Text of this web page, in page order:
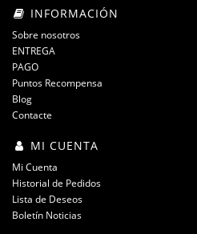
INFORMACIÓN
Sobre nosotros
ENTREGA
PAGO
Puntos Recompensa
Blog
Contacte
MI CUENTA
Mi Cuenta
Historial de Pedidos
Lista de Deseos
Boletín Noticias